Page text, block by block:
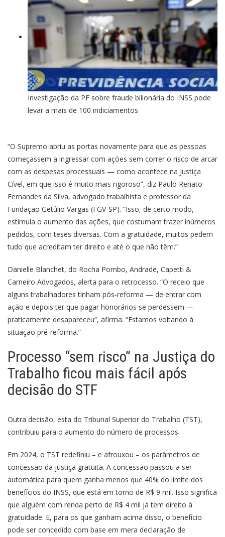
Investigação da PF sobre fraude bilionária do INSS pode
levar a mais de 100 indiciamentos
“O Supremo abriu as portas novamente para que as pessoas
começassem a ingressar com ações sem correr o risco de arcar
com as despesas processuais — como acontece na Justiça
Cível, em que isso é muito mais rigoroso”, diz Paulo Renato
Fernandes da Silva, advogado trabalhista e professor da
Fundação Getúlio Vargas (FGV-SP). “Isso, de certo modo,
estimula o aumento das ações, que costumam trazer inúmeros
pedidos, com teses diversas. Com a gratuidade, muitos pedem
tudo que acreditam ter direito e até o que não têm.”
Danielle Blanchet, do Rocha Pombo, Andrade, Capetti &
Carneiro Advogados, alerta para o retrocesso. “O receio que
alguns trabalhadores tinham pós-reforma — de entrar com
ação e depois ter que pagar honorários se perdessem —
praticamente desapareceu”, afirma. “Estamos voltando à
situação pré-reforma.”
Processo “sem risco” na Justiça do
Trabalho ficou mais fácil após
decisão do STF
Outra decisão, esta do Tribunal Superior do Trabalho (TST),
contribuiu para o aumento do número de processos.
Em 2024, o TST redefiniu – e afrouxou – os parâmetros de
concessão da justiça gratuita. A concessão passou a ser
automática para quem ganha menos que 40% do limite dos
benefícios do INSS, que está em torno de R$ 9 mil. Isso significa
que alguém com renda perto de R$ 4 mil já tem direito à
gratuidade. E, para os que ganham acima disso, o benefício
pode ser concedido com base em mera declaração de